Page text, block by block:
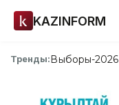
KAZINFORM
Тренды:Выборы-2026